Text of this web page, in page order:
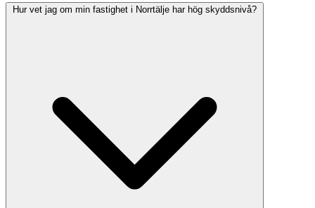
Hur vet jag om min fastighet i Norrtälje har hög skyddsnivå?